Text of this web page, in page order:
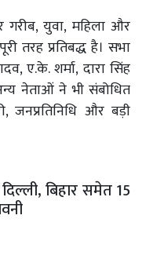
गरीब, युवा, महिला और
तरह प्रतिबद्ध है। सभा
ए.के. शर्मा, दारा सिंह
नेताओं ने भी संबोधित
जनप्रतिनिधि और बड़ी
बिहार समेत 15